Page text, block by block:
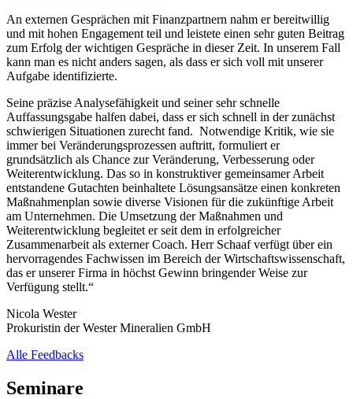
An externen Gesprächen mit Finanzpartnern nahm er bereitwillig
und mit hohen Engagement teil und leistete einen sehr guten Beitrag
zum Erfolg der wichtigen Gespräche in dieser Zeit. In unserem Fall
kann man es nicht anders sagen, als dass er sich voll mit unserer
Aufgabe identifizierte.
Seine präzise Analysefähigkeit und seiner sehr schnelle
Auffassungsgabe halfen dabei, dass er sich schnell in der zunächst
schwierigen Situationen zurecht fand. Notwendige Kritik, wie sie
immer bei Veränderungsprozessen auftritt, formuliert er
grundsätzlich als Chance zur Veränderung, Verbesserung oder
Weiterentwicklung. Das so in konstruktiver gemeinsamer Arbeit
entstandene Gutachten beinhaltete Lösungsansätze einen konkreten
Maßnahmenplan sowie diverse Visionen für die zukünftige Arbeit
am Unternehmen. Die Umsetzung der Maßnahmen und
Weiterentwicklung begleitet er seit dem in erfolgreicher
Zusammenarbeit als externer Coach. Herr Schaaf verfügt über ein
hervorragendes Fachwissen im Bereich der Wirtschaftswissenschaft,
das er unserer Firma in höchst Gewinn bringender Weise zur
Verfügung stellt.“
Nicola Wester
Prokuristin der Wester Mineralien GmbH
Alle Feedbacks
Seminare